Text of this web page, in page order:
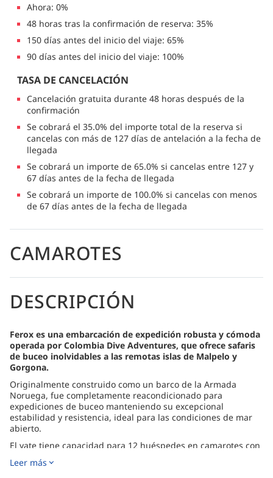
Ahora: 0%
48 horas tras la confirmación de reserva: 35%
150 días antes del inicio del viaje: 65%
90 días antes del inicio del viaje: 100%
TASA DE CANCELACIÓN
Cancelación gratuita durante 48 horas después de la
confirmación
Se cobrará el 35.0% del importe total de la reserva si
cancelas con más de 127 días de antelación a la fecha de
llegada
Se cobrará un importe de 65.0% si cancelas entre 127 y
67 días antes de la fecha de llegada
Se cobrará un importe de 100.0% si cancelas con menos
de 67 días antes de la fecha de llegada
CAMAROTES
DESCRIPCIÓN
Ferox es una embarcación de expedición robusta y cómoda
operada por Colombia Dive Adventures, que ofrece safaris
de buceo inolvidables a las remotas islas de Malpelo y
Gorgona.
Originalmente construido como un barco de la Armada
Noruega, fue completamente reacondicionado para
expediciones de buceo manteniendo su excepcional
estabilidad y resistencia, ideal para las condiciones de mar
abierto.
El yate tiene capacidad para 12 huéspedes en camarotes con
comodidad y privacidad en viajes largos. Los huéspedes
Leer más